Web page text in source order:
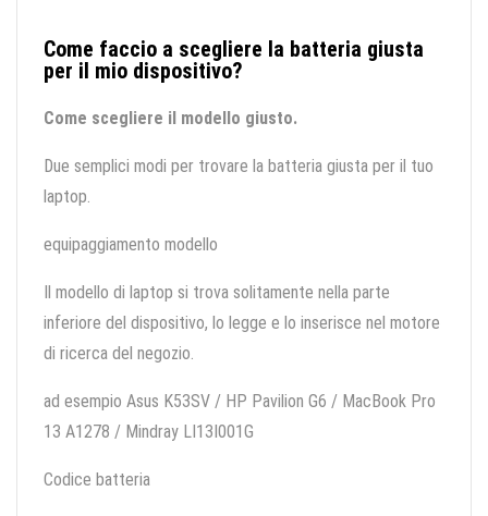
Come faccio a scegliere la batteria giusta
per il mio dispositivo?
Come scegliere il modello giusto.
Due semplici modi per trovare la batteria giusta per il tuo
laptop.
equipaggiamento modello
Il modello di laptop si trova solitamente nella parte
inferiore del dispositivo, lo legge e lo inserisce nel motore
di ricerca del negozio.
ad esempio Asus K53SV / HP Pavilion G6 / MacBook Pro
13 A1278 / Mindray LI13I001G
Codice batteria